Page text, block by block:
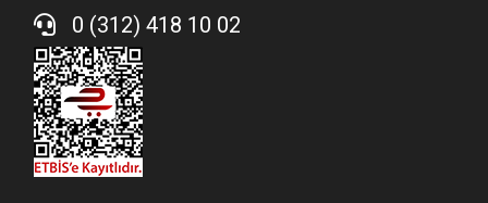
0 (312) 418 10 02